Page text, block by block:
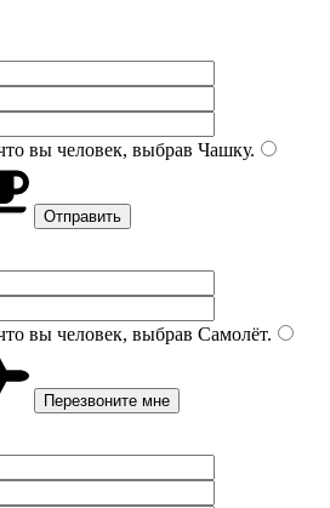
вы человек, выбрав Чашку.
вы человек, выбрав Самолёт.